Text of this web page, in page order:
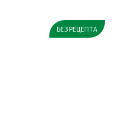
БЕЗ РЕЦЕПТА